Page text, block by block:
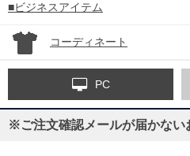
■ビジネスアイテム
コーディネート
PC
※ご注文確認メールが届かない